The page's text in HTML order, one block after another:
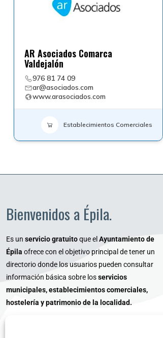
AR Asociados Comarca
Valdejalón
976 81 74 09
ar@asociados.com
www.arasociados.com
Establecimientos Comerciales
Bienvenidos a Épila.
Es un servicio gratuitoque el Ayuntamiento de
Épila ofrece con el objetivo principal de tener un
directorio donde los usuarios pueden consultar
información básica sobre losservicios
municipales, establecimientos comerciales,
hostelería y patrimonio de la localidad.